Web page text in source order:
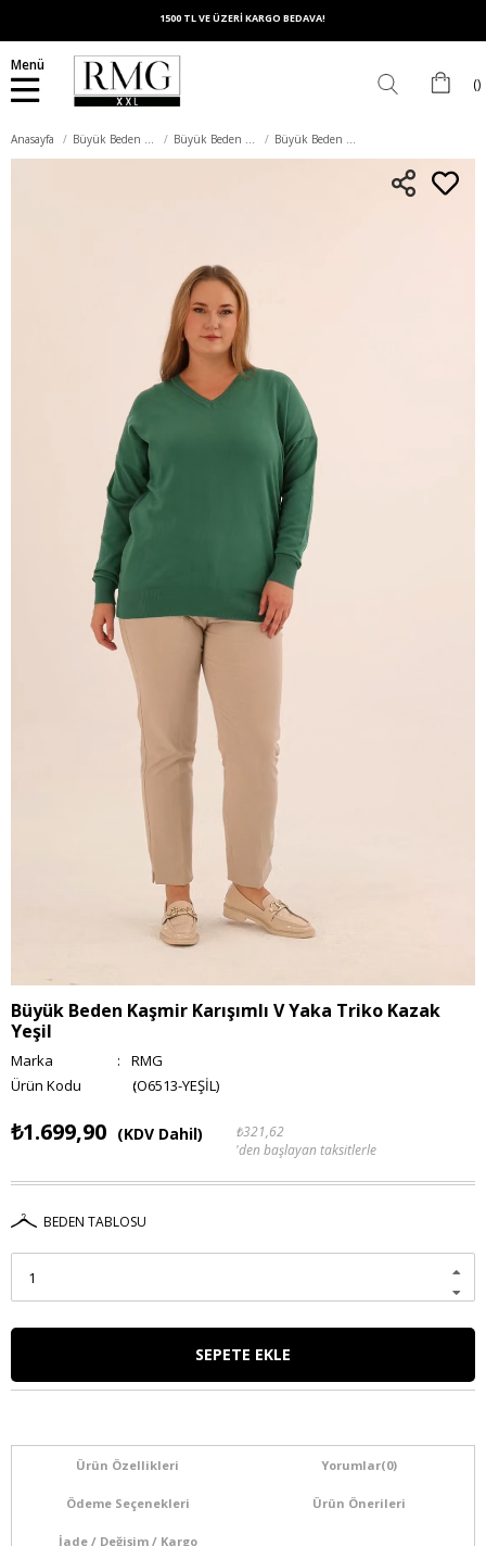
1500 TL VE ÜZERİ KARGO BEDAVA!
Menü
Anasayfa Büyük Beden Üst Giyim Büyük Beden Bluz Büyük Beden Kaşmir Karışımlı V Yaka Triko Kazak Yeşil
Büyük Beden Kaşmir Karışımlı V Yaka Triko Kazak
Yeşil
Marka :
RMG
(O6513-YEŞİL)
₺1.699,90 (KDV Dahil)
₺321,62
'den başlayan taksitlerle
BEDEN TABLOSU
Ürün Özellikleri Yorumlar(0)
Ödeme Seçenekleri Ürün Önerileri
İade / Değişim / Kargo